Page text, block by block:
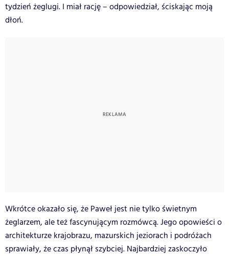
tydzień żeglugi. I miał rację – odpowiedział, ściskając moją
dłoń.
Wkrótce okazało się, że Paweł jest nie tylko świetnym
żeglarzem, ale też fascynującym rozmówcą. Jego opowieści o
architekturze krajobrazu, mazurskich jeziorach i podróżach
sprawiały, że czas płynął szybciej. Najbardziej zaskoczyło